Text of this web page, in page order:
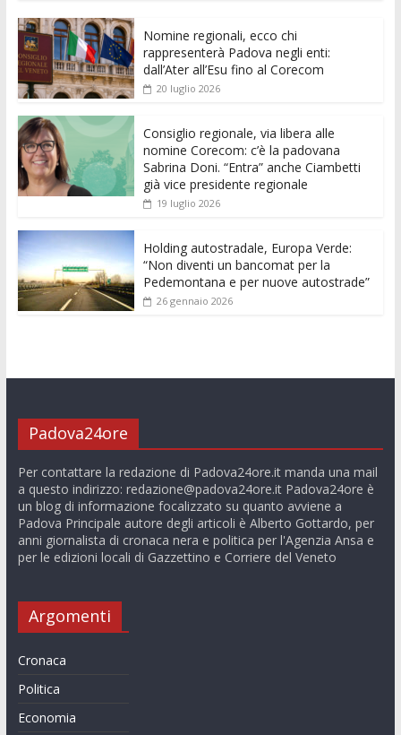
e
b
o
o
k
itt
er l s
A
p
p
ss
e
n
er
di
t
k
e
dI
di
vi
Nomine regionali, ecco chi
rappresenterà Padova negli enti:
dall’Ater all’Esu fino al Corecom
20 luglio 2026
Consiglio regionale, via libera alle
nomine Corecom: c’è la padovana
Sabrina Doni. “Entra” anche Ciambetti
già vice presidente regionale
19 luglio 2026
Holding autostradale, Europa Verde:
“Non diventi un bancomat per la
Pedemontana e per nuove autostrade”
26 gennaio 2026
Padova24ore
Per contattare la redazione di Padova24ore.it manda una mail
a questo indirizzo: redazione@padova24ore.itPadova24ore è
un blog di informazione focalizzato su quanto avviene a
Padova Principale autore degli articoli è Alberto Gottardo, per
anni giornalista di cronaca nera e politica per l'Agenzia Ansa e
per le edizioni locali di Gazzettino e Corriere del Veneto
Argomenti
Cronaca
Politica
Economia